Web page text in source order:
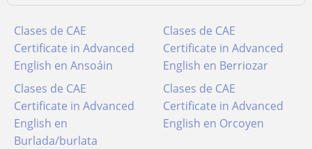
Clases de CAE
Certificate in Advanced
English en Ansoáin
Clases de CAE
Certificate in Advanced
English en Berriozar
Clases de CAE
Certificate in Advanced
English en
Burlada/burlata
Clases de CAE
Certificate in Advanced
English en Orcoyen